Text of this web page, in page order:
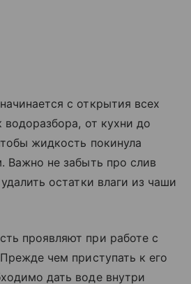
с открытия всех
водоразбора, от кухни до
жидкость покинула
Важно не забыть про слив
остатки влаги из чаши
проявляют при работе с
чем приступать к его
дать воде внутри